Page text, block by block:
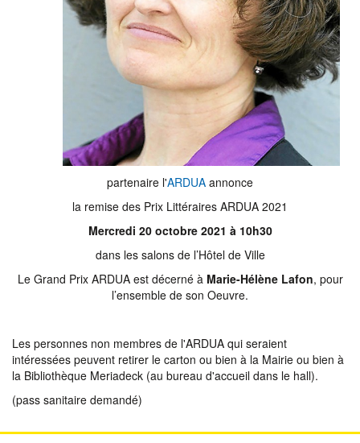
partenaire l'ARDUA annonce
la remise des Prix Littéraires ARDUA 2021
Mercredi 20 octobre2021 à 10h30
dans les salons de l’Hôtel de Ville
Le Grand Prix ARDUA est décerné à Marie-Hélène Lafon, pour
l’ensemble de son Oeuvre.
Les personnes non membres de l'ARDUA qui seraient
intéressées peuvent retirer le carton ou bien à la Mairie ou bien à
la Bibliothèque Meriadeck (au bureau d'accueil dans le hall).
(pass sanitaire demandé)